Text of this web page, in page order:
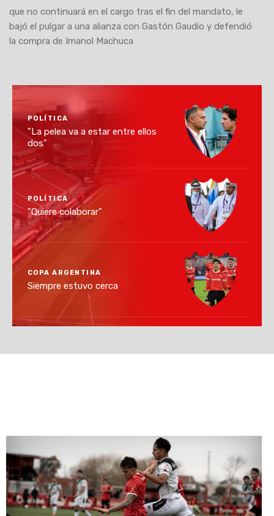
que no continuará en el cargo tras el fin del mandato, le
bajó el pulgar a una alianza con Gastón Gaudio y defendió
la compra de Imanol Machuca
POLÍTICA
"La pelea va a estar entre ellos
dos"
POLÍTICA
"Quiere colaborar"
COPA ARGENTINA
Siempre estuvo cerca